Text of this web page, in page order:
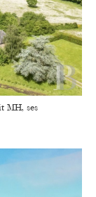
MH, ses